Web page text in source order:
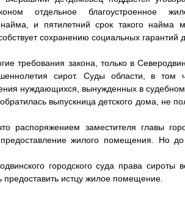
отдельное
найма, и пятилетний срок такого
сохранению социальных гарантий
требования закона, только в
сирот. Суды области, в том
нуждающихся, вынужденных в судебном
выпускница детского дома, не
распоряжением заместителя главы
жилого помещения. Но
городского суда права сироты
предоставить истцу жилое помещение.